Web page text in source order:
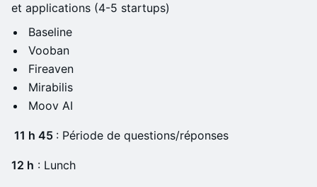
et applications (4-5 startups)
Baseline
Vooban
Fireaven
Mirabilis
Moov AI
11 h 45 : Période de questions/réponses
12 h : Lunch